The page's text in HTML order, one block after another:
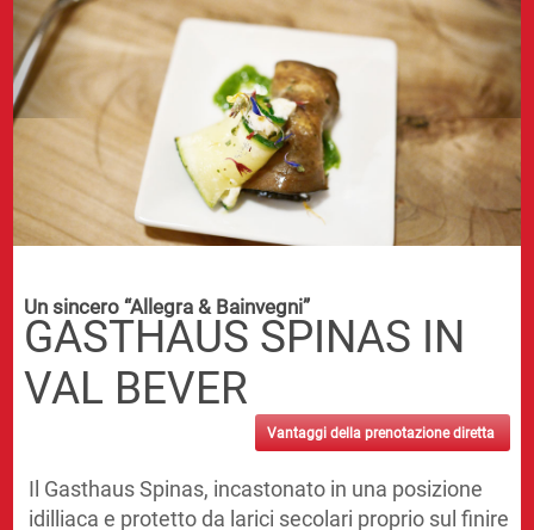
Un sincero “Allegra & Bainvegni”
GASTHAUS SPINAS IN
VAL BEVER
Vantaggi della prenotazione diretta
Il Gasthaus Spinas, incastonato in una posizione
idilliaca e protetto da larici secolari proprio sul finire